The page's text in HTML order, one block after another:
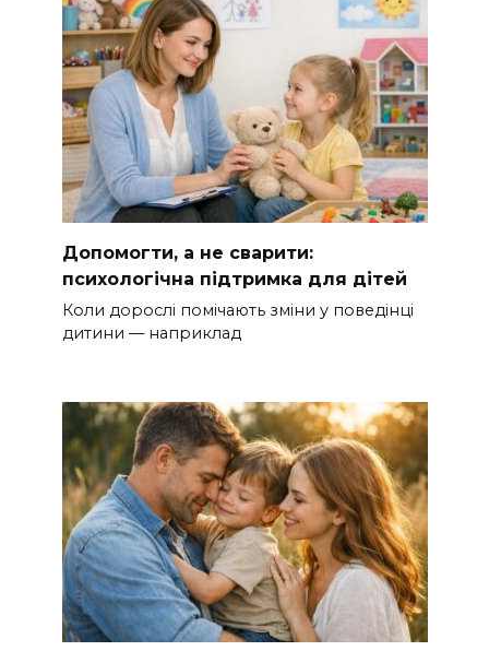
Допомогти, а не сварити:
психологічна підтримка для дітей
Коли дорослі помічають зміни у поведінці
дитини — наприклад